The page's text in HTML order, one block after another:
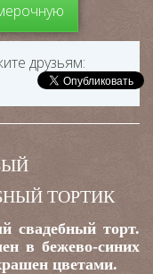
друзьям:
ТОРТИК
свадебный торт.
в бежево-синих
цветами.